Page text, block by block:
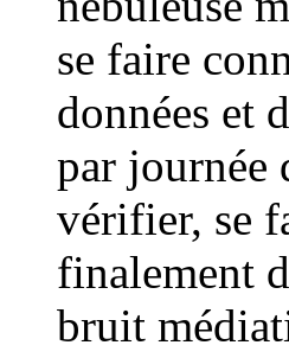
se faire
données et
par journée
vérifier, se
finalement
bruit